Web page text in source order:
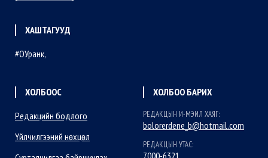
ХАШТАГУУД
ОУранк
ХОЛБООС
Редакцийн бодлого
Үйлчилгээний нөхцөл
ХОЛБОО БАРИХ
РЕДАКЦЫН И-МЭИЛ ХАЯГ:
bolorerdene_b@hotmail.com
РЕДАКЦЫН УТАС: